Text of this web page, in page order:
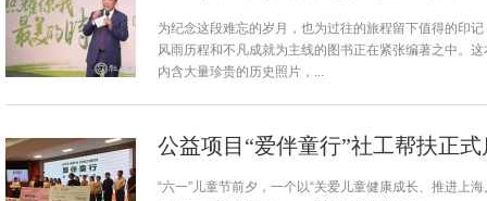
为纪念这段难忘的岁月，也为过往的旅程留下值得的印
风雨历程和不凡成就为主线的图书正在紧张编著之中。
内含大量珍贵的历史照片，...
公益项目“爱伴童行”社工帮扶正式
“六一”儿童节前夕，一个以“关爱儿童健康成长、推进